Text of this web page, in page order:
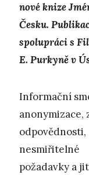
nové knize
Česku.
spolupráci s
E. Purkyně v
Informační
anonymizace,
odpovědnosti,
nesmiřitelné
požadavky a